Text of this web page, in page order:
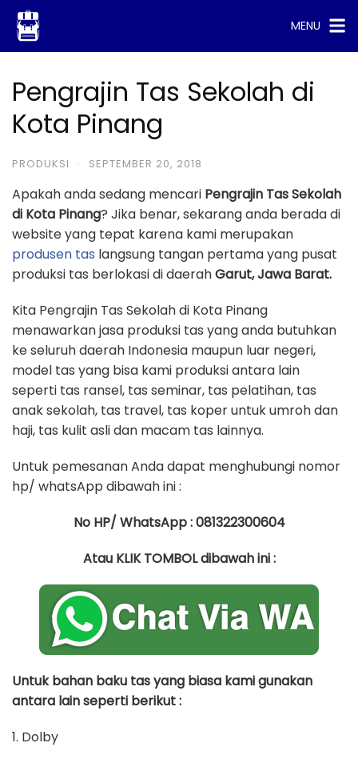
Skip
content
MENU
Pengrajin Tas Sekolah di
Kota Pinang
PRODUKSI · SEPTEMBER 20, 2018
Apakah anda sedang mencari Pengrajin Tas Sekolah
di Kota Pinang? Jika benar, sekarang anda berada di
website yang tepat karena kami merupakan
produsen tas langsung tangan pertama yang pusat
produksi tas berlokasi di daerahGarut, Jawa Barat.
Kita Pengrajin Tas Sekolah di Kota Pinang
menawarkan jasa produksi tas yang anda butuhkan
ke seluruh daerah Indonesia maupun luar negeri,
model tas yang bisa kami produksi antara lain
seperti tas ransel, tas seminar, tas pelatihan, tas
anak sekolah, tas travel, tas koper untuk umroh dan
haji, tas kulit asli dan macam tas lainnya.
Untuk pemesanan Anda dapat menghubungi nomor
hp/ whatsApp dibawah ini :
No HP/ WhatsApp : 081322300604
Atau KLIK TOMBOL dibawah ini :
Untuk bahan baku tas yang biasa kami gunakan
antara lain seperti berikut :
1. Dolby